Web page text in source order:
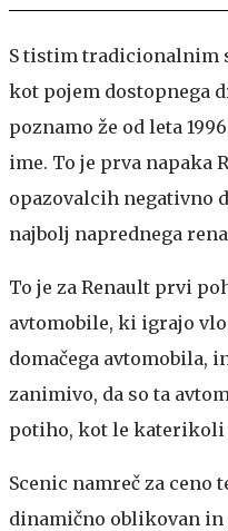
S tistim tradicionalnim
kot pojem dostopnega
poznamo že od leta
ime. To je prva napaka
opazovalcih negativno
najbolj naprednega
To je za Renault prvi
avtomobile, ki igrajo
domačega avtomobila,
zanimivo, da so ta
potiho, kot le katerikoli
Scenic namreč za ceno
dinamično oblikovan